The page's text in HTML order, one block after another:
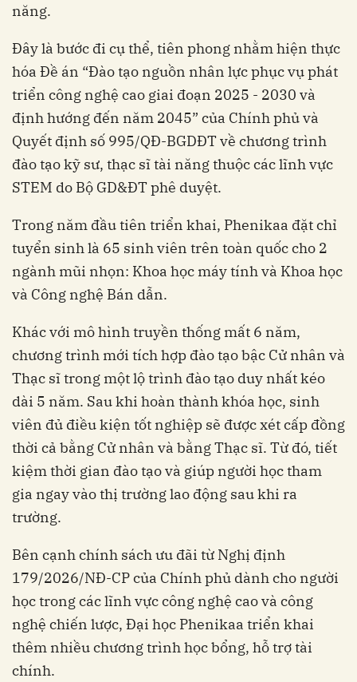
năng.
Đây là bước đi cụ thể, tiên phong nhằm hiện thực
hóa Đề án “Đào tạo nguồn nhân lực phục vụ phát
triển công nghệ cao giai đoạn 2025 - 2030 và
định hướng đến năm 2045” của Chính phủ và
Quyết định số 995/QĐ-BGDĐT về chương trình
đào tạo kỹ sư, thạc sĩ tài năng thuộc các lĩnh vực
STEM do Bộ GD&ĐT phê duyệt.
Trong năm đầu tiên triển khai, Phenikaa đặt chỉ
tuyển sinh là 65 sinh viên trên toàn quốc cho 2
ngành mũi nhọn: Khoa học máy tính và Khoa học
và Công nghệ Bán dẫn.
Khác với mô hình truyền thống mất 6 năm,
chương trình mới tích hợp đào tạo bậc Cử nhân và
Thạc sĩ trong một lộ trình đào tạo duy nhất kéo
dài 5 năm. Sau khi hoàn thành khóa học, sinh
viên đủ điều kiện tốt nghiệp sẽ được xét cấp đồng
thời cả bằng Cử nhân và bằng Thạc sĩ. Từ đó, tiết
kiệm thời gian đào tạo và giúp người học tham
gia ngay vào thị trường lao động sau khi ra
trường.
Bên cạnh chính sách ưu đãi từ Nghị định
179/2026/NĐ-CP của Chính phủ dành cho người
học trong các lĩnh vực công nghệ cao và công
nghệ chiến lược, Đại học Phenikaa triển khai
thêm nhiều chương trình học bổng, hỗ trợ tài
chính.